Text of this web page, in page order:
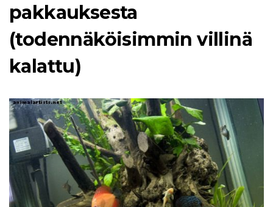
pakkauksesta
(todennäköisimmin villinä
kalattu)